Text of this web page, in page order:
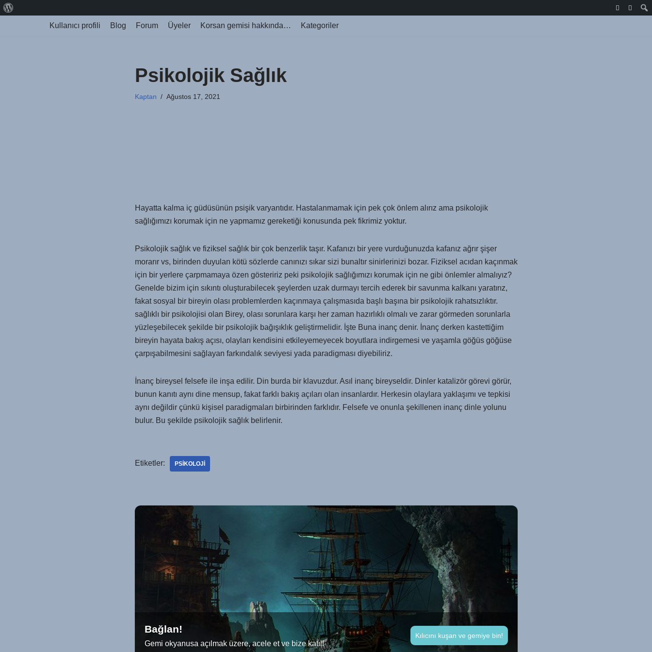
Kullanıcı profili Blog Forum Üyeler Korsan gemisi hakkında… Kategoriler
Psikolojik Sağlık
Kaptan Ağustos 17, 2021
Hayatta kalma iç güdüsünün psişik varyantıdır. Hastalanmamak için pek çok önlem alırız ama psikolojik
sağlığımızı korumak için ne yapmamız gereketiği konusunda pek fikrimiz yoktur.
Psikolojik sağlık ve fiziksel sağlık bir çok benzerlik taşır. Kafanızı bir yere vurduğunuzda kafanız ağrır şişer
morarır vs, birinden duyulan kötü sözlerde canınızı sıkar sizi bunaltır sinirlerinizi bozar. Fiziksel acıdan kaçınmak
için bir yerlere çarpmamaya özen gösteririz peki psikolojik sağlığımızı korumak için ne gibi önlemler almalıyız?
Genelde bizim için sıkıntı oluşturabilecek şeylerden uzak durmayı tercih ederek bir savunma kalkanı yaratırız,
fakat sosyal bir bireyin olası problemlerden kaçınmaya çalışmasıda başlı başına bir psikolojik rahatsızlıktır.
sağlıklı bir psikolojisi olan Birey, olası sorunlara karşı her zaman hazırlıklı olmalı ve zarar görmeden sorunlarla
yüzleşebilecek şekilde bir psikolojik bağışıklık geliştirmelidir. İşte Buna inanç denir. İnanç derken kastettiğim
bireyin hayata bakış açısı, olayları kendisini etkileyemeyecek boyutlara indirgemesi ve yaşamla göğüs göğüse
çarpışabilmesini sağlayan farkındalık seviyesi yada paradigması diyebiliriz.
İnanç bireysel felsefe ile inşa edilir. Din burda bir klavuzdur. Asıl inanç bireyseldir. Dinler katalizör görevi görür,
bunun kanıtı aynı dine mensup, fakat farklı bakış açıları olan insanlardır. Herkesin olaylara yaklaşımı ve tepkisi
aynı değildir çünkü kişisel paradigmaları birbirinden farklıdır. Felsefe ve onunla şekillenen inanç dinle yolunu
bulur. Bu şekilde psikolojik sağlık belirlenir.
Etiketler: PSIKOLOJI
Bağlan!
Gemi okyanusa açılmak üzere, acele et ve bize katıl!
Kılıcını kuşan ve gemiye bin!